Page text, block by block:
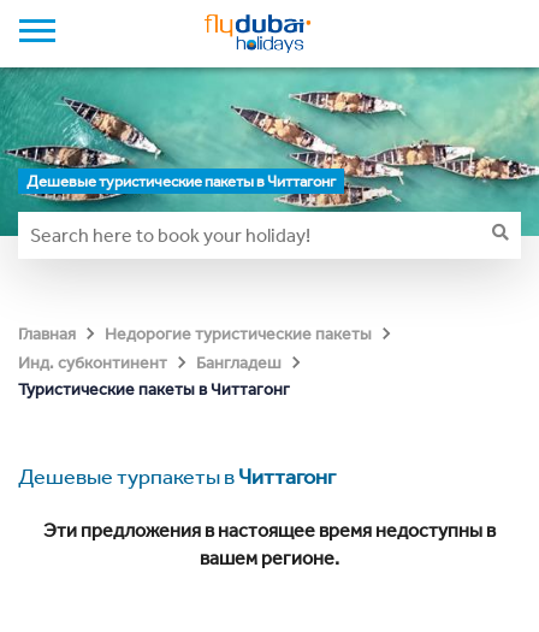
Дешевые туристические пакеты в Читтагонг
Главная
Недорогие туристические пакеты
Инд. субконтинент
Бангладеш
Туристические пакеты в Читтагонг
Дешевые турпакеты вЧиттагонг
Эти предложения в настоящее время недоступны в
вашем регионе.